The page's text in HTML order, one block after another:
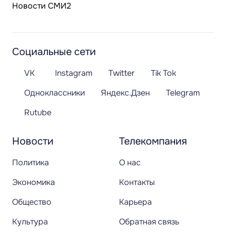
Новости СМИ2
Новости
Политика
Экономика
Общество
Культура
Телекомпания
О нас
Контакты
Карьера
Обратная связь
Социальные сети
VK Instagram Twitter
Tik Tok
Одноклассники
Яндекс.Дзен
Telegram
Rutube